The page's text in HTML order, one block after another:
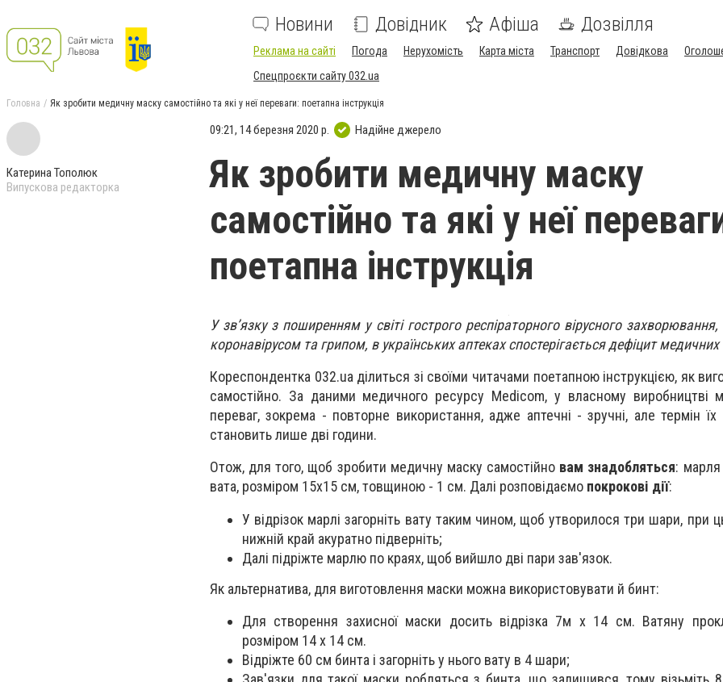
Новини Довідник Афіша Дозвілля
Реклама на сайті Погода Нерухомість Карта міста Транспорт Довідкова
Спецпроєкти сайту 032.ua
Головна Як зробити медичну маску самостійно та які у неї переваги: поетапна інструкція
Катерина Тополюк
Випускова редакторка
09:21, 14 березня 2020 р. Надійне джерело
Як зробити медичну маску
самостійно та які у неї
поетапна інструкція
У зв’язку з поширенням у світі гострого респіраторного вірусного
коронавірусом та грипом, в українських аптеках спостерігається дефіцит
Кореспондентка 032.ua ділиться зі своїми читачами поетапною інструкцією, як
самостійно. За даними медичного ресурсу Мedicom, у власному виробництві
переваг, зокрема - повторне використання, адже аптечні - зручні, але термін їх
становить лише дві години.
Отож, для того, щоб зробити медичну маску самостійно вам знадобляться:
вата, розміром 15х15 см, товщиною - 1 см. Далі розповідаємо покрокові дії:
У відрізок марлі загорніть вату таким чином, щоб утворилося три шари, при
нижній край акуратно підверніть;
Далі підріжте марлю по краях, щоб вийшло дві пари зав'язок.
Як альтернатива, для виготовлення маски можна використовувати й бинт:
Для створення захисної маски досить відрізка 7м х 14 см. Ватяну
розміром 14 х 14 см.
Відріжте 60 см бинта і загорніть у нього вату в 4 шари;